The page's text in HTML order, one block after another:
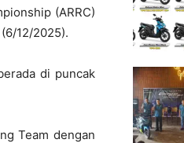
(ARRC)
12/2025).
di puncak
Team dengan